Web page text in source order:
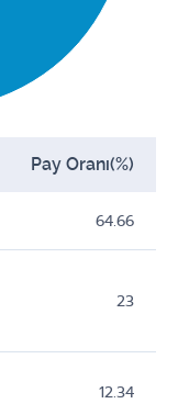
Pay Oranı(%)
64.66
23
12.34